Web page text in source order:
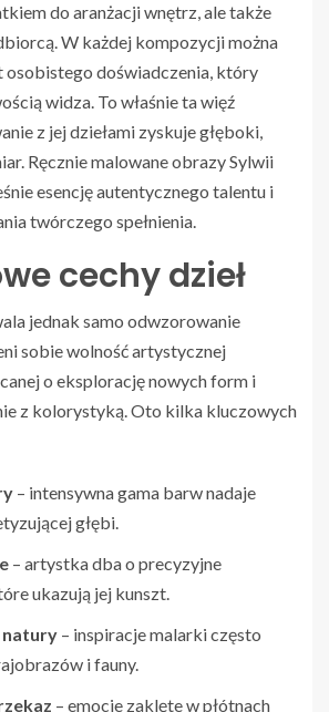
do aranżacji wnętrz, ale także
W każdej kompozycji można
osobistego doświadczenia, który
widza. To właśnie ta więź
z jej dziełami zyskuje głęboki,
Ręcznie malowane obrazy Sylwii
esencję autentycznego talentu i
twórczego spełnienia.
cechy dzieł
jednak samo odwzorowanie
sobie wolność artystycznej
o eksplorację nowych form i
z kolorystyką. Oto kilka kluczowych
– intensywna gama barw nadaje
głębi.
– artystka dba o precyzyjne
ukazują jej kunszt.
natury – inspiracje malarki często
i fauny.
– emocje zaklęte w płótnach